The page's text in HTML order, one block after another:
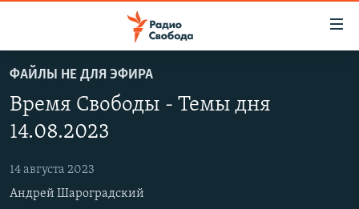
упрощенного
доступа
Вернуться
содержанию
Вернутся
ПРОГРАММЫ
ПОДКАСТЫ
АВТОРСКИЕ ПРОЕКТЫ
ЦИТАТЫ СВОБОДЫ
МНЕНИЯ
ФАЙЛЫ НЕ ДЛЯ ЭФИРА
Время Свободы - Темы дня
14.08.2023
14 августа 2023
Андрей Шароградский